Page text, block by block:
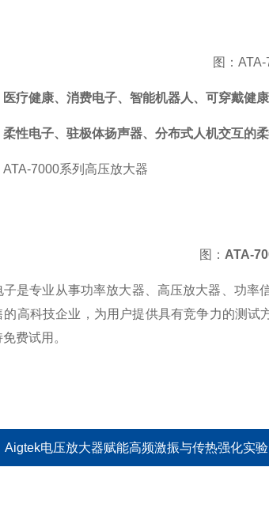
图：
医疗健康、消费电子、智能机器人、可穿戴健
电子、驻极体扬声器、分布式人机交互的
7000系列高压放大器
图： ATA-
专业从事功率放大器、高压放大器、功率
的高科技企业，为用户提供具有竞争力的测
费试用。
Aigtek电压放大器赋能高频激振与传热强化实验